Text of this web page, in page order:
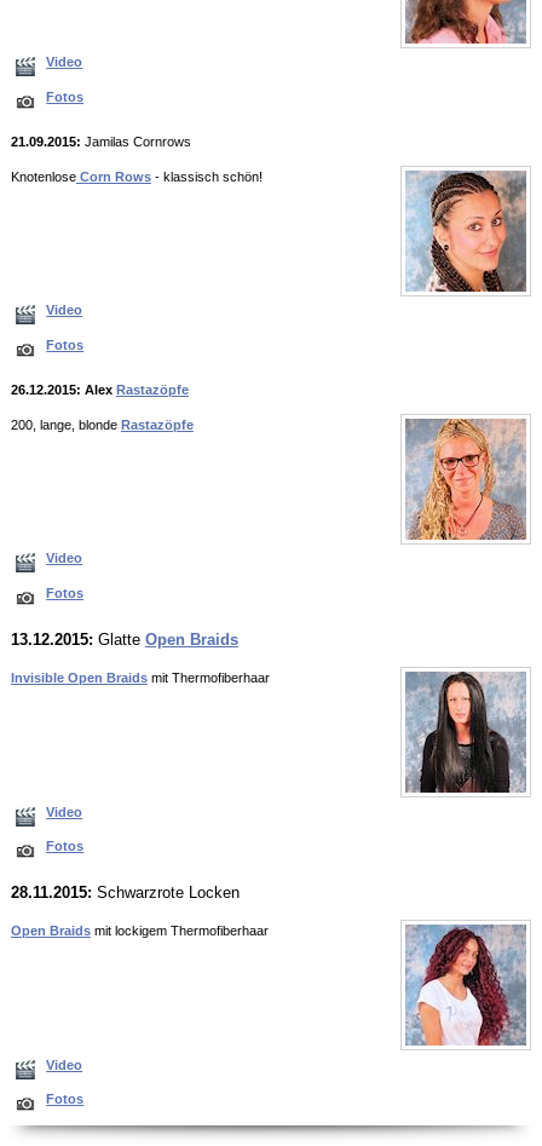
Video
Fotos
21.09.2015: Jamilas Cornrows
KnotenloseCorn Rows- klassisch schön!
Video
Fotos
26.12.2015: Alex Rastazöpfe
200, lange, blonde Rastazöpfe
Video
Fotos
13.12.2015: Glatte Open Braids
Invisible Open Braidsmit Thermofiberhaar
Video
Fotos
28.11.2015: Schwarzrote Locken
Open Braidsmit lockigem Thermofiberhaar
Video
Fotos